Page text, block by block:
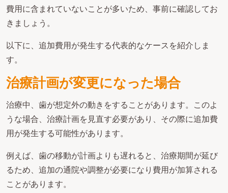
費用に含まれていないことが多いため、事前に確認してお
きましょう。
以下に、追加費用が発生する代表的なケースを紹介しま
す。
治療計画が変更になった場合
治療中、歯が想定外の動きをすることがあります。このよ
うな場合、治療計画を見直す必要があり、その際に追加費
用が発生する可能性があります。
例えば、歯の移動が計画よりも遅れると、治療期間が延び
るため、追加の通院や調整が必要になり費用が加算される
ことがあります。